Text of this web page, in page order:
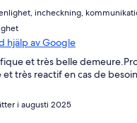
incheckning,
hjälp av Google
et très belle
très reactif en cas de
i augusti 2025